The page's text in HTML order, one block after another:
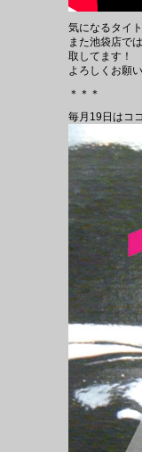
気になるタイ
また池袋店で
取してます！
よろしくお願
＊＊＊
毎月19日はコ